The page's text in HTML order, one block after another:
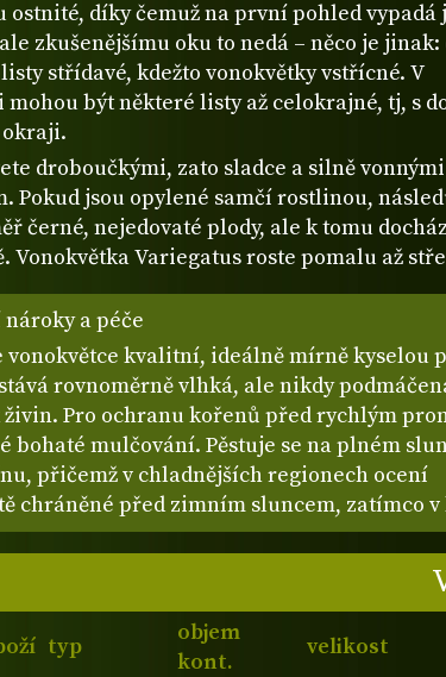
ostnité, díky čemuž na první pohled vypadá
zkušenějšímu oku to nedá – něco je jinak:
střídavé, kdežto vonokvětky vstřícné. V
mohou být některé listy až celokrajné, tj, s
droboučkými, zato sladce a silně
Pokud jsou opylené samčí rostlinou,
černé, nejedovaté plody, ale k tomu
Vonokvětka Variegatus roste pomalu až
nároky a péče
vonokvětce kvalitní, ideálně mírně kyselou
rovnoměrně vlhká, ale nikdy
živin. Pro ochranu kořenů před rychlým
bohaté mulčování. Pěstuje se na plném
přičemž v chladnějších regionech ocení
chráněné před zimním sluncem, zatímco v
typ
objem
kont.
velikost